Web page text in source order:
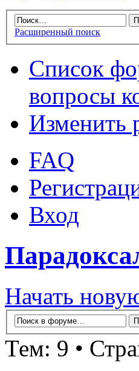
Расширенный поиск
Список
вопросы
Изменить
FAQ
Вход
Начать
Тем: 9 •